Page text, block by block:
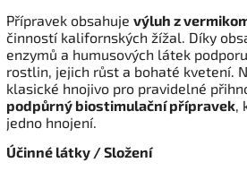
Přípravek obsahuje výluh z
činností kalifornských žížal. Díky
enzymů a humusových látek
rostlin, jejich růst a bohaté kvetení.
klasické hnojivo pro pravidelné
podpůrný biostimulační přípravek,
jedno hnojení.
Účinné látky / Složení